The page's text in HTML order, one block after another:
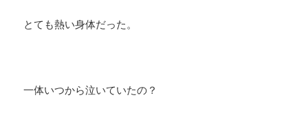
とても熱い身体だった。
一体いつから泣いていたの？